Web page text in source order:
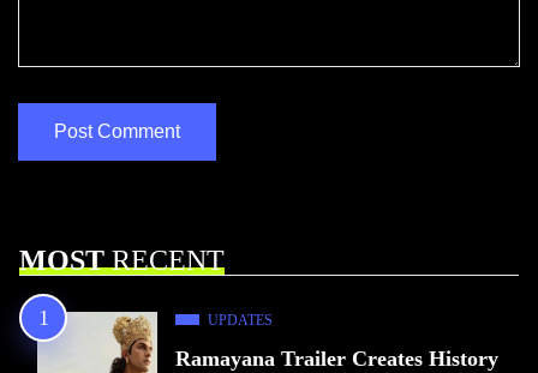
MOSTRECENT
UPDATES
Ramayana Trailer Creates History